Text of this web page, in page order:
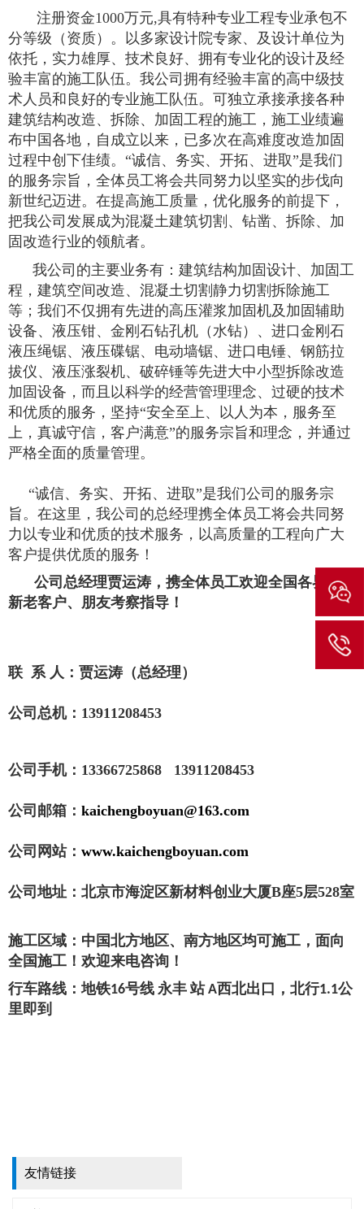
注册资金1000万元,具有特种专业工程专业承包不
分等级（资质）。以多家设计院专家、及设计单位为
依托，实力雄厚、技术良好、拥有专业化的设计及经
验丰富的施工队伍。我公司拥有经验丰富的高中级技
术人员和良好的专业施工队伍。可独立承接承接各种
建筑结构改造、拆除、加固工程的施工，施工业绩遍
布中国各地，自成立以来，已多次在高难度改造加固
过程中创下佳绩。“诚信、务实、开拓、进取”是我们
的服务宗旨，全体员工将会共同努力以坚实的步伐向
新世纪迈进。在提高施工质量，优化服务的前提下，
把我公司发展成为混凝土建筑切割、钻凿、拆除、加
固改造行业的领航者。
我公司的主要业务有：建筑结构加固设计、加固工
程，建筑空间改造、混凝土切割静力切割拆除施工
等；我们不仅拥有先进的高压灌浆加固机及加固辅助
设备、液压钳、金刚石钻孔机（水钻）、进口金刚石
液压绳锯、液压碟锯、电动墙锯、进口电锤、钢筋拉
拔仪、液压涨裂机、破碎锤等先进大中小型拆除改造
加固设备，而且以科学的经营管理理念、过硬的技术
和优质的服务，坚持“安全至上、以人为本，服务至
上，真诚守信，客户满意”的服务宗旨和理念，并通过
严格全面的质量管理。
“诚信、务实、开拓、进取”是我们公司的服务宗
旨。在这里，我公司的总经理携全体员工将会共同努
力以专业和优质的技术服务，以高质量的工程向广大
客户提供优质的服务！
公司总经理贾运涛，携全体员工欢迎全国各界广大
新老客户、朋友考察指导！
联 系 人：贾运涛（总经理）
公司总机：13911208453
公司手机：13366725868 13911208453
公司邮箱： kaichengboyuan@163.com
公司网站： www.kaichengboyuan.com
公司地址：北京市海淀区新材料创业大厦B座5层528室
施工区域：中国北方地区、南方地区均可施工，面向
全国施工！欢迎来电咨询！
行车路线：地铁16号线 永丰 站 A西北出口，北行1.1公
里即到
友情链接